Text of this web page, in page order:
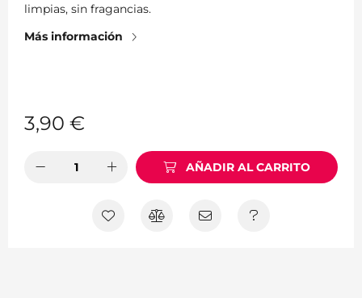
limpias, sin fragancias.
Más información
3,90 €
AÑADIR AL CARRITO